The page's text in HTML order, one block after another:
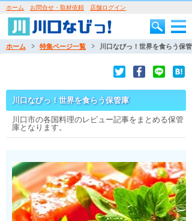
ホーム お問合せ・取材依頼 店舗ログイン
ホーム 特集ページ一覧 川口なびっ！世界を食らう保管
川口なびっ！世界を食らう保管庫
川口市の各国料理のレビュー記事をまとめる保管
庫となります。